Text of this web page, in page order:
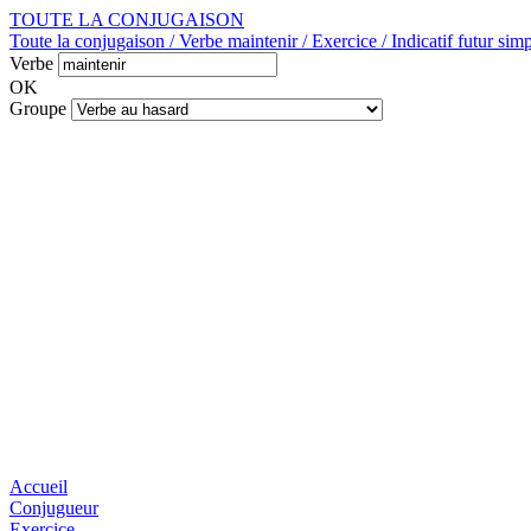
TOUTE LA CONJUGAISON
Toute la conjugaison / Verbe maintenir / Exercice / Indicatif futur
Verbe
OK
Groupe
Accueil
Conjugueur